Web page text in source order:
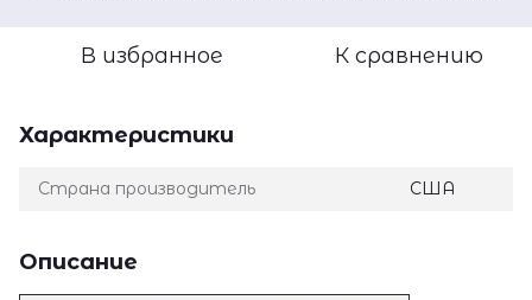
В избранное К сравнению
Характеристики
Страна производитель США
Описание